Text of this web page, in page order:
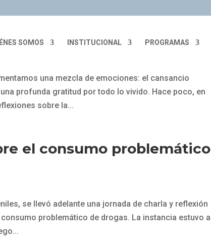
SOMOS INSTITUCIONAL PROGRAMAS
una mezcla de emociones: el cansancio
profunda gratitud por todo lo vivido. Hace poco, en
sobre la...
el consumo problemático
se llevó adelante una jornada de charla y reflexión
problemático de drogas. La instancia estuvo a